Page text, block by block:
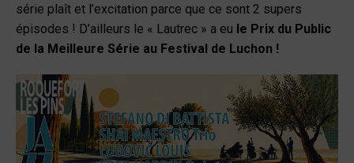
série plaît et l’excitation parce que ce sont 2 supers
épisodes ! D’ailleurs le « Lautrec » a eu le Prix du Public
de la Meilleure Série au Festival de Luchon !